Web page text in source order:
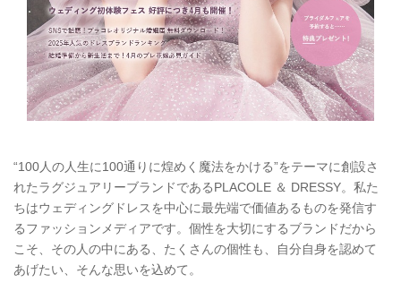
“100人の人生に100通りに煌めく魔法をかける”をテーマに創設さ
れたラグジュアリーブランドであるPLACOLE ＆ DRESSY。私た
ちはウェディングドレスを中心に最先端で価値あるものを発信す
るファッションメディアです。個性を大切にするブランドだから
こそ、その人の中にある、たくさんの個性も、自分自身を認めて
あげたい、そんな思いを込めて。